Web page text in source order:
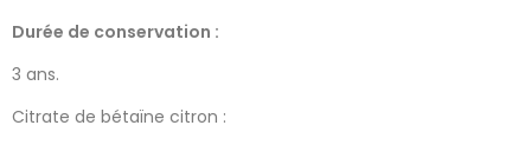
Durée de conservation :
3 ans.
Citrate de bétaïne citron :